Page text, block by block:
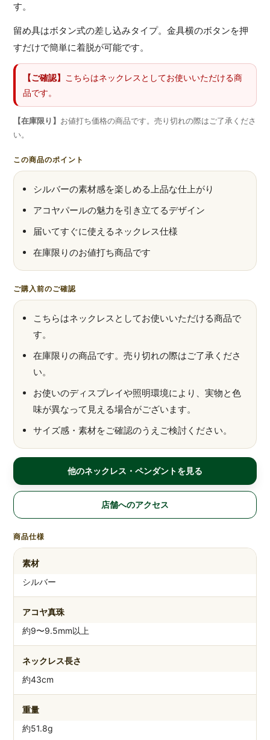
す。
留め具はボタン式の差し込みタイプ。金具横のボタンを押
すだけで簡単に着脱が可能です。
【ご確認】
こちらはネックレスとしてお使いいただける商
品です。
【在庫限り】 お値打ち価格の商品です。売り切れの際はご了承くださ
い。
この商品のポイント
シルバーの素材感を楽しめる上品な仕上がり
アコヤパールの魅力を引き立てるデザイン
届いてすぐに使えるネックレス仕様
在庫限りのお値打ち商品です
ご購入前のご確認
こちらはネックレスとしてお使いいただける商品で
す。
在庫限りの商品です。売り切れの際はご了承くださ
い。
お使いのディスプレイや照明環境により、実物と色
味が異なって見える場合がございます。
サイズ感・素材をご確認のうえご検討ください。
他のネックレス・ペンダントを見る
店舗へのアクセス
商品仕様
素材
シルバー
アコヤ真珠
約9〜9.5mm以上
ネックレス長さ
約43cm
重量
約51.8g